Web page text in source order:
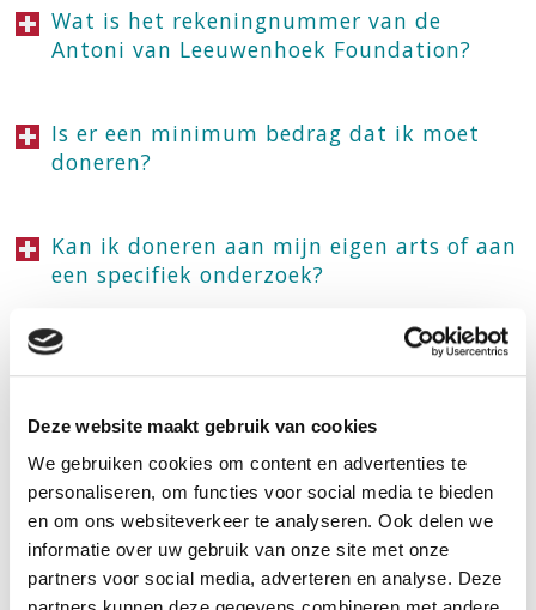
Deze website maakt gebruik van cookies
We gebruiken cookies om content en advertenties te
personaliseren, om functies voor social media te bieden
en om ons websiteverkeer te analyseren. Ook delen we
informatie over uw gebruik van onze site met onze
partners voor social media, adverteren en analyse. Deze
Wat is het rekeningnummer van de
Antoni van Leeuwenhoek Foundation?
Is er een minimum bedrag dat ik moet
doneren?
Kan ik doneren aan mijn eigen arts of aan
een specifiek onderzoek?
Hoe kan ik mij inschrijven voor de
Ik wil graag een bedrag schenken aan de
Antoni van Leeuwenhoek Foundation. Hoe
gaat dat in zijn werk? En zit daar een
minimaal bedrag aan verbonden?